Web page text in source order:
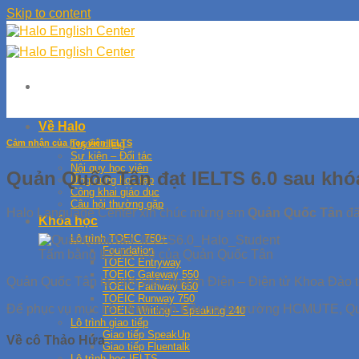
Skip to content
Về Halo
Tuyển dụng
Sự kiện – Đối tác
Nội quy học viên
Ứng dụng học tập
Công khai giáo dục
Câu hỏi thường gặp
Khóa học
Lộ trình TOEIC 750+
Foundation
TOEIC Entryway
TOEIC Gateway 550
TOEIC Pathway 650
TOEIC Runway 750
TOEIC Writing – Speaking 240
Lộ trình giao tiếp
Giao tiếp SpeakUp
Giao tiếp Fluentalk
Cảm nhận của học viên IELTS
Quản Quốc Tân đạt IELTS 6.0 sau
Halo Language Center xin chúc mừng em Quản Quốc Tân
Tấm bằng IELTS 6.0 của Quản Quốc Tân
Quản Quốc Tân là sinh viên ngành Điện – Điện tử Khoa Đào
Để phục vụ mục tiêuAnh văn Đầu ratại trường HCMUTE,
Về cô Thảo Hứa